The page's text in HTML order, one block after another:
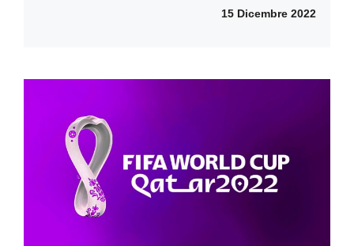
15 Dicembre 2022